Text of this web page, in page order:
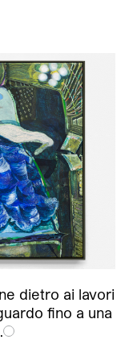
dietro ai lavori
fino a una